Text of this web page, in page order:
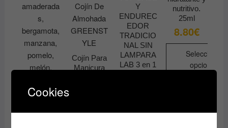
en
la
página
de
producto
Cojín Para
Manicura
Y
ENDUREC
EDOR
TRADICIO
NAL SIN
LAMPARA
LAB 3 en 1
PROFESIO
nutritivo.
25ml
8.80€
Seleccionar
opciones
Cookies